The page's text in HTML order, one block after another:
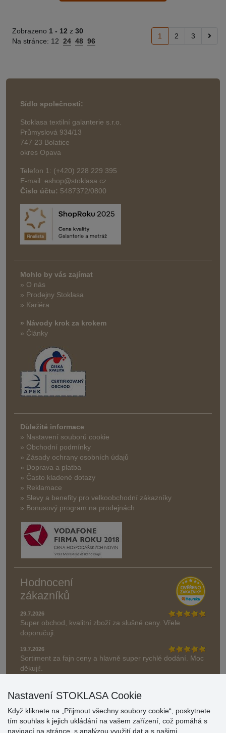
Zobrazeno 1 - 12 z 30
Na stránce: 12 24 48 96
1 2 3
Sídlo společnosti:
Stoklasa textilní galanterie s.r.o.
Průmyslová 934/13
747 23 Bolatice
okres Opava
Telefon 1: (+420) 228 229 395
E-mail: eshop@stoklasa.cz
Číslo účtu: 5487372/0800
Mohlo by vás zajímat
» O nás
» Prodejny Stoklasa
» Kariéra
» Návody krok za krokem
» Články
Důležité informace
» Nastavení souborů cookie
» Obchodní podmínky
» Zásady ochrany osobních údajů
» Doprava a platba
» Často kladené dotazy
» Reklamace
» Slevy a benefity pro velkoobchodní zákazníky
» Bonusový program na prodejnách
Hodnocení
zákazníků
29.7.2026
Super obchod, kvalitní zboží za slušné ceny. Vřele
doporučuji.
19.7.2026
Sortiment za fajn ceny a hlavně super rychlé dodání. Moc
děkuji!.
» Aktuálně 19084 recenzí
Nastavení STOKLASA Cookie
Když kliknete na „Přijmout všechny soubory cookie“, poskytnete
tím souhlas k jejich ukládání na vašem zařízení, což pomáhá s
navigací na stránce, s analýzou využití dat a s našimi